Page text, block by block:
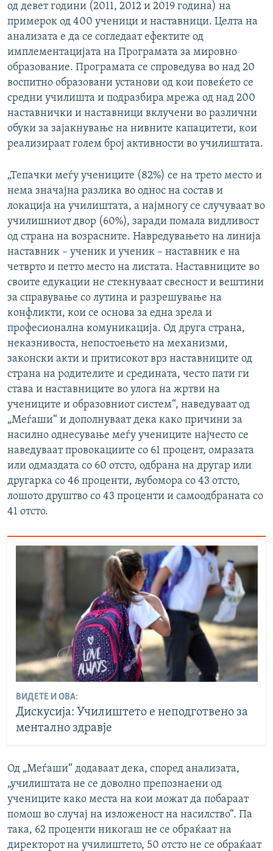
од девет години (2011, 2012 и 2019 година) на
примерок од 400 ученици и наставници. Целта на
анализата е да се согледаат ефектите од
имплементацијата на Програмата за мировно
образование. Програмата се спроведува во над 20
воспитно образовани установи од кои повеќето се
средни училишта и подразбира мрежа од над 200
наставнички и наставници вклучени во различни
обуки за зајакнување на нивните капацитети, кои
реализираат голем број активности во училиштата.
„Тепачки меѓу учениците (82%) се на трето место и
нема значајна разлика во однос на состав и
локација на училиштата, а најмногу се случуваат во
училишниот двор (60%), заради помала видливост
од страна на возрасните. Навредувањето на линија
наставник – ученик и ученик – наставник е на
четврто и петто место на листата. Наставниците во
своите едукации не стекнуваат свесност и вештини
за справување со лутина и разрешување на
конфликти, кои се основа за една зрела и
професионална комуникација. Од друга страна,
неказнивоста, непостоењето на механизми,
законски акти и притисокот врз наставниците од
страна на родителите и средината, често пати ги
става и наставниците во улога на жртви на
учениците и образовниот систем“, наведуваат од
„Меѓаши“ и дополнуваат дека како причини за
насилно однесување меѓу учениците најчесто се
наведуваат провокациите со 61 процент, омразата
или одмаздата со 60 отсто, одбрана на другар или
другарка со 46 проценти, љубомора со 43 отсто,
лошото друштво со 43 проценти и самоодбраната со
41 отсто.
ВИДЕТЕ И ОВА:
Дискусија: Училиштето е неподготвено за
ментално здравје
Од „Меѓаши“ додаваат дека, според анализата,
„училиштата не се доволно препознаени од
учениците како места на кои можат да побараат
помош во случај на изложеност на насилство“. Па
така, 62 проценти никогаш не се обраќаат на
директорот на училиштето, 50 отсто не се обраќаат